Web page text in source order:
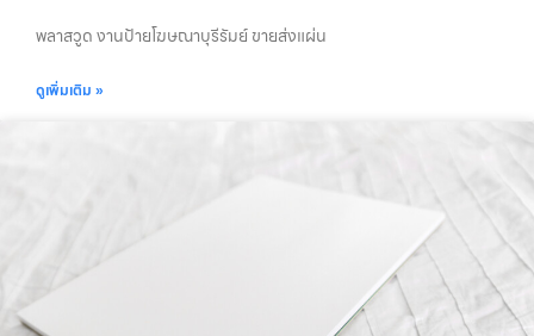
พลาสวูด งานป้ายโฆษณาบุรีรัมย์ ขายส่งแผ่น
ดูเพิ่มเติม »